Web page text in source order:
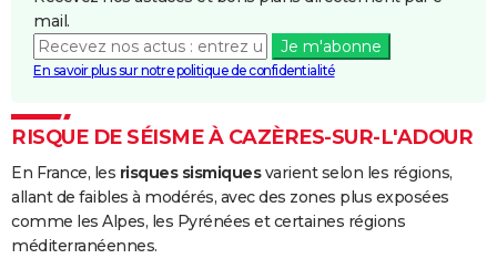
mail.
Je m'abonne
En savoir plus sur notre politique de confidentialité
RISQUE DE SÉISME À CAZÈRES-SUR-L'ADOUR
En France, les risques sismiquesvarient selon les régions,
allant de faibles à modérés, avec des zones plus exposées
comme les Alpes, les Pyrénées et certaines régions
méditerranéennes.